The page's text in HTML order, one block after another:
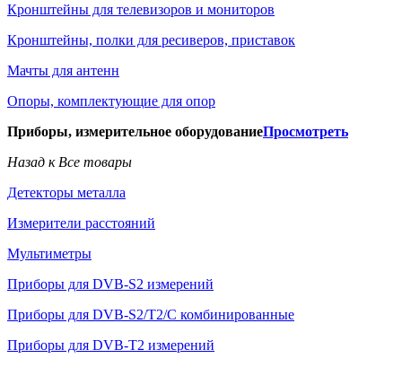
Кронштейны для телевизоров и мониторов
Кронштейны, полки для ресиверов, приставок
Мачты для антенн
Опоры, комплектующие для опор
Приборы, измерительное оборудованиеПросмотреть
Назад к Все товары
Детекторы металла
Измерители расстояний
Мультиметры
Приборы для DVB-S2 измерений
Приборы для DVB-S2/T2/C комбинированные
Приборы для DVB-T2 измерений